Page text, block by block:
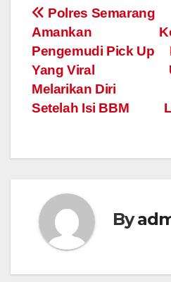
Post
navigation
Polres Semarang
Amankan
Pengemudi Pick Up
Yang Viral
Melarikan Diri
Setelah Isi BBM
By